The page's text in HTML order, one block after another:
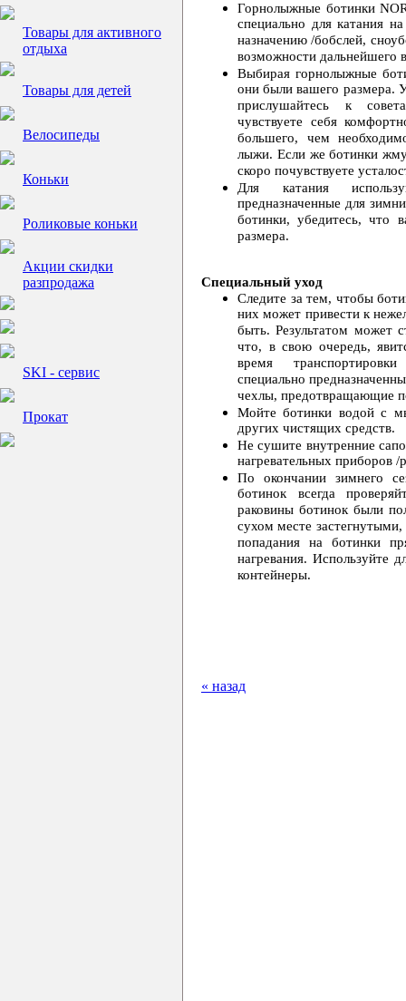
Товары для активного
отдыха
Товары для детей
Велосипеды
Коньки
Роликовые коньки
Акции cкидки
разпродажа
SKI - сервис
Прокат
Горнолыжные ботинки
специально для катания
назначению /бобслей,
возможности дальнейшего
Выбирая горнолыжные
они были вашего размера.
прислушайтесь к
чувствуете себя
большего, чем
лыжи. Если же ботинки
скоро почувствуете
Для катания
предназначенные для
ботинки, убедитесь, что
размера.
Специальный уход
Следите за тем, чтобы
них может привести к
быть. Результатом может
что, в свою очередь,
время
специально
чехлы, предотвращающие
Мойте ботинки водой с
других чистящих средств.
Не сушите внутренние
нагревательных приборов
По окончании зимнего
ботинок всегда
раковины ботинок были
сухом месте
попадания на ботинки
нагревания. Используйте
контейнеры.
« назад